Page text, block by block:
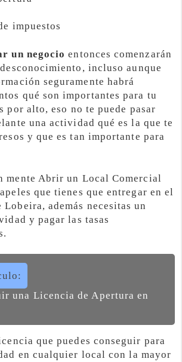
impuestos
un negocio entonces comenzarán
incluso aunque
seguramente habrá
qué son importantes para tu
por alto, eso no te puede pasar
una actividad qué es la que te
y que es tan importante para
mente Abrir un Local Comercial
que tienes que entregar en el
además necesitas un
y pagar las tasas
una Licencia de Apertura en
que puedes conseguir para
en cualquier local con la mayor